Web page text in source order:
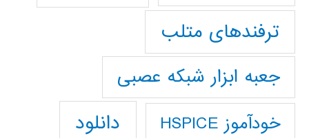
ترفندهای متلب
جعبه ابزار شبکه عصبی
خودآموز HSPICE دانلود